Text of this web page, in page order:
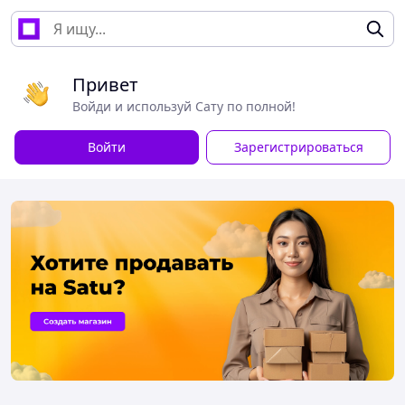
Привет
Войди и используй Сату по полной!
Войти Зарегистрироваться